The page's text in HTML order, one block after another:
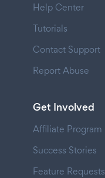
Help Center
Tutorials
Contact Support
Report Abuse
Get Involved
Affiliate Program
Success Stories
Feature Requests